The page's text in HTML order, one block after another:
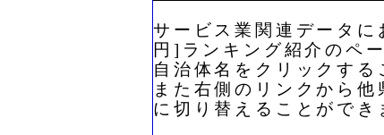
サービス業関連データ
円]ランキング紹介のペー
自治体名をクリックす
また右側のリンクから
に切り替えることができ